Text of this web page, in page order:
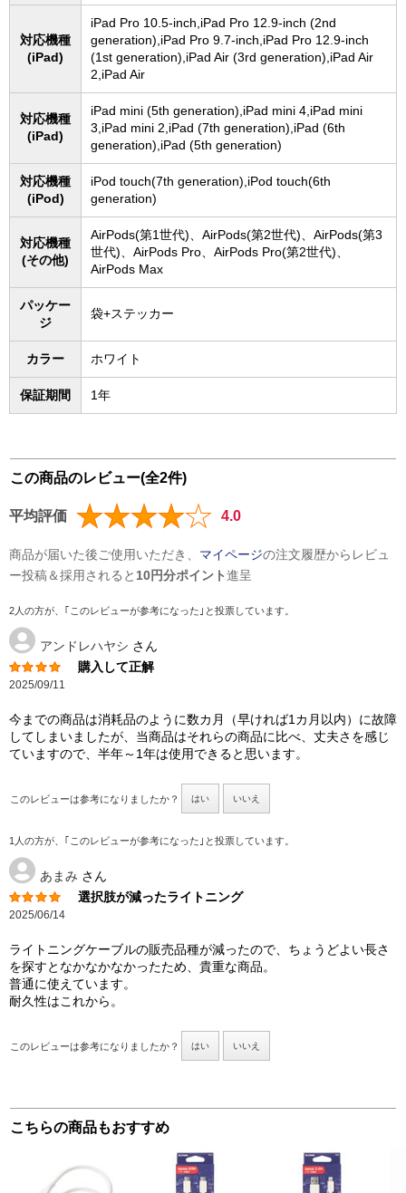
対応機種
(iPad)
iPad Pro 10.5-inch,iPad Pro 12.9-inch (2nd
generation),iPad Pro 9.7-inch,iPad Pro 12.9-inch
(1st generation),iPad Air (3rd generation),iPad Air
2,iPad Air
対応機種
(iPad)
iPad mini (5th generation),iPad mini 4,iPad mini
3,iPad mini 2,iPad (7th generation),iPad (6th
generation),iPad (5th generation)
対応機種
(iPod)
iPod touch(7th generation),iPod touch(6th
generation)
対応機種
(その他)
AirPods(第1世代)、AirPods(第2世代)、AirPods(第3
世代)、AirPods Pro、AirPods Pro(第2世代)、
AirPods Max
パッケー
ジ
袋+ステッカー
カラー ホワイト
保証期間 1年
この商品のレビュー(全2件)
平均評価 4.0
商品が届いた後ご使用いただき、 マイページの注文履歴からレビュ
ー投稿＆採用されると 10円分ポイント進呈
2人の方が、｢このレビューが参考になった｣と投票しています。
アンドレハヤシ さん
購入して正解
2025/09/11
今までの商品は消耗品のように数カ月（早ければ1カ月以内）に故障
してしまいましたが、当商品はそれらの商品に比べ、丈夫さを感じ
ていますので、半年～1年は使用できると思います。
このレビューは参考になりましたか？ はい いいえ
1人の方が、｢このレビューが参考になった｣と投票しています。
あまみ さん
選択肢が減ったライトニング
2025/06/14
ライトニングケーブルの販売品種が減ったので、ちょうどよい長さ
を探すとなかなかなかったため、貴重な商品。
普通に使えています。
耐久性はこれから。
このレビューは参考になりましたか？ はい いいえ
こちらの商品もおすすめ